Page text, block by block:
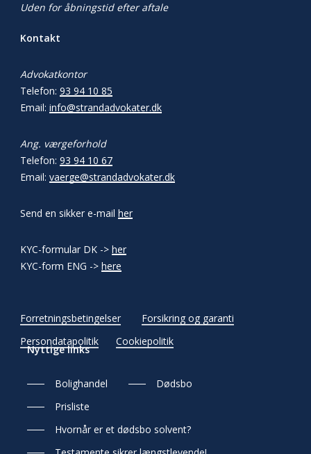
Uden for åbningstid efter aftale
Kontakt
Advokatkontor
Telefon: 93 94 10 85
Email: info@strandadvokater.dk
Ang. værgeforhold
Telefon: 93 94 10 67
Email: vaerge@strandadvokater.dk
Send en sikker e-mail her
KYC-formular DK -> her
KYC-form ENG -> here
Forretningsbetingelser
Forsikring og garanti
Persondatapolitik
Cookiepolitik
Nyttige links
Bolighandel
Dødsbo
Prisliste
Hvornår er et dødsbo solvent?